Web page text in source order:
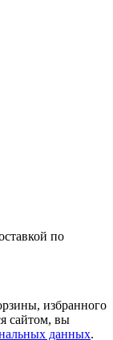
по
избранного
сайтом, вы
данных.